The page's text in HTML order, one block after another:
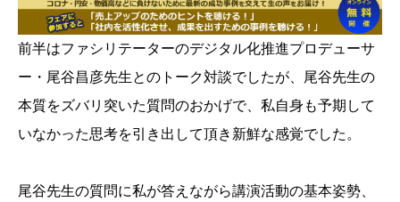
前半はファシリテーターのデジタル化推進プロデューサ
ー・尾谷昌彦先生とのトーク対談でしたが、尾谷先生の
本質をズバリ突いた質問のおかげで、私自身も予期して
いなかった思考を引き出して頂き新鮮な感覚でした。
尾谷先生の質問に私が答えながら講演活動の基本姿勢、